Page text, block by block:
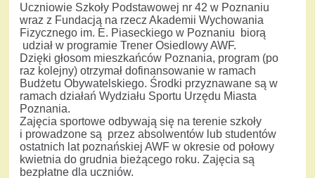
Uczniowie Szkoły Podstawowej nr 42 w Poznaniu
wraz z Fundacją na rzecz Akademii Wychowania
Fizycznego im. E. Piaseckiego w Poznaniu biorą
udział w programie Trener Osiedlowy AWF.
Dzięki głosom mieszkańców Poznania, program (po
raz kolejny) otrzymał dofinansowanie w ramach
Budżetu Obywatelskiego. Środki przyznawane są w
ramach działań Wydziału Sportu Urzędu Miasta
Poznania.
Zajęcia sportowe odbywają się na terenie szkoły
i prowadzone są przez absolwentów lub studentów
ostatnich lat poznańskiej AWF w okresie od połowy
kwietnia do grudnia bieżącego roku. Zajęcia są
bezpłatne dla uczniów.